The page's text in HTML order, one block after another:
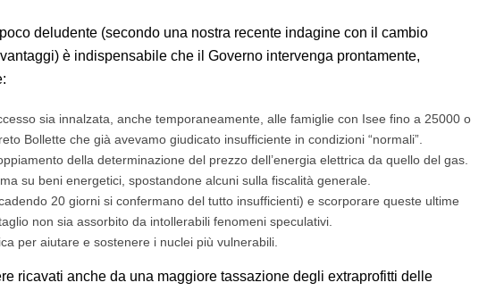
deludente (secondo una nostra recente indagine con il cambio
è indispensabile che il Governo intervenga prontamente,
sia innalzata, anche temporaneamente, alle famiglie con Isee fino a 25000 o
Bollette che già avevamo giudicato insufficiente in condizioni “normali”.
della determinazione del prezzo dell’energia elettrica da quello del gas.
su beni energetici, spostandone alcuni sulla fiscalità generale.
20 giorni si confermano del tutto insufficienti) e scorporare queste ultime
non sia assorbito da intollerabili fenomeni speculativi.
per aiutare e sostenere i nuclei più vulnerabili.
ricavati anche da una maggiore tassazione degli extraprofitti delle